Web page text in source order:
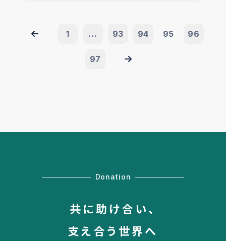
1 ... 93 94 95 96
97
Donation
共に助け合い、
支え合う世界へ